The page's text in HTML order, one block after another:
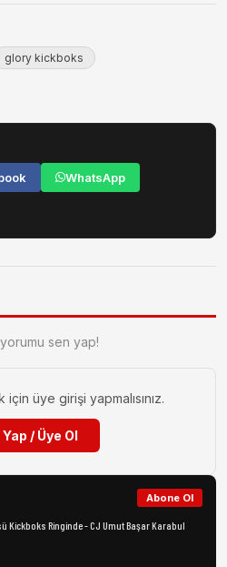
glory kickboks
WhatsApp
sen yap!
üye girişi yapmalısınız.
/ Üye Ol
Abone Ol
Kickboks Ringinde - CJ Umut Başar Karabul